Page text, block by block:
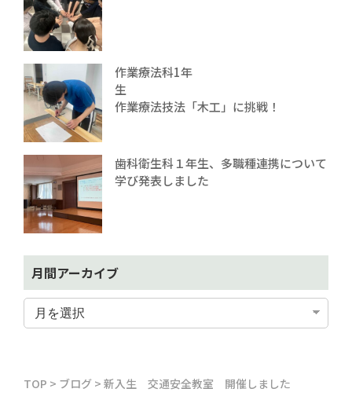
作業療法科1年
生
作業療法技法「木工」に挑戦！
歯科衛生科１年生、多職種連携について
学び発表しました
月間アーカイブ
TOP > ブログ > 新入生 交通安全教室 開催しました